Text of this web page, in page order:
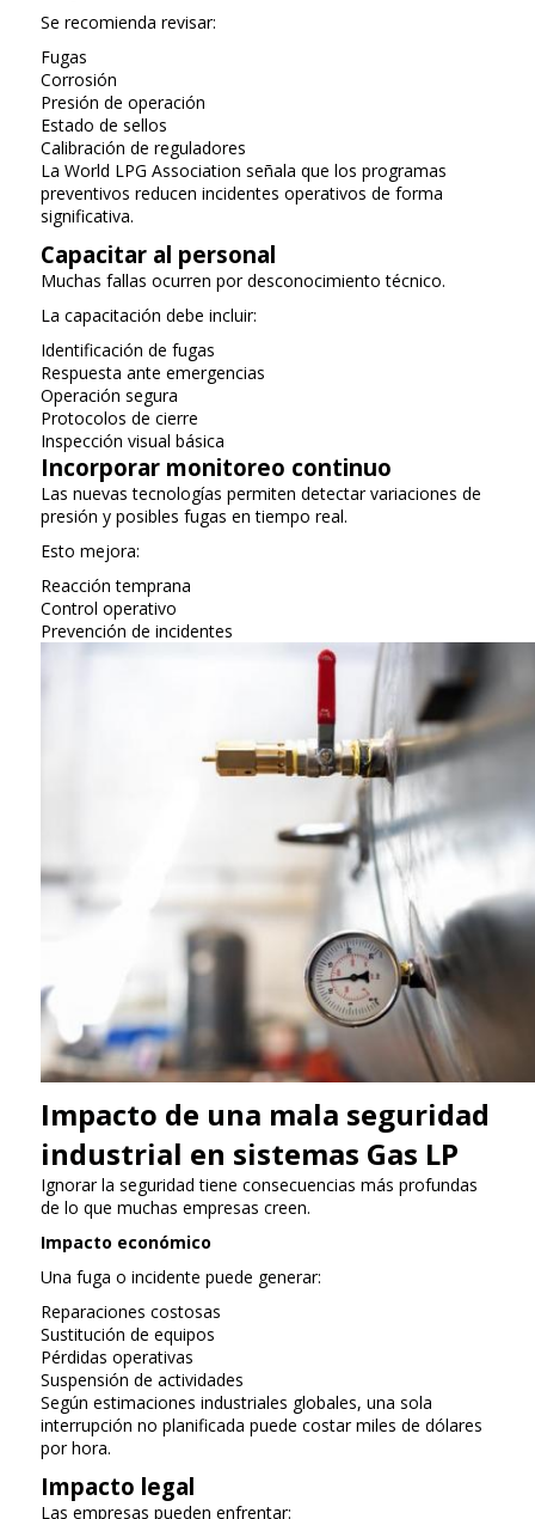
Se recomienda revisar:
Fugas
Corrosión
Presión de operación
Estado de sellos
Calibración de reguladores
La World LPG Association señala que los programas
preventivos reducen incidentes operativos de forma
significativa.
Capacitar al personal
Muchas fallas ocurren por desconocimiento técnico.
La capacitación debe incluir:
Identificación de fugas
Respuesta ante emergencias
Operación segura
Protocolos de cierre
Inspección visual básica
Incorporar monitoreo continuo
Las nuevas tecnologías permiten detectar variaciones de
presión y posibles fugas en tiempo real.
Esto mejora:
Reacción temprana
Control operativo
Prevención de incidentes
Impacto de una mala seguridad
industrial en sistemas Gas LP
Ignorar la seguridad tiene consecuencias más profundas
de lo que muchas empresas creen.
Impacto económico
Una fuga o incidente puede generar:
Reparaciones costosas
Sustitución de equipos
Pérdidas operativas
Suspensión de actividades
Según estimaciones industriales globales, una sola
interrupción no planificada puede costar miles de dólares
por hora.
Impacto legal
Las empresas pueden enfrentar: